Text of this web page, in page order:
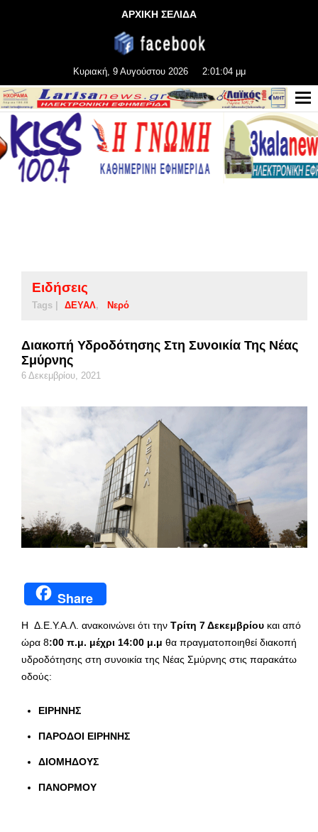
ΑΡΧΙΚΗ ΣΕΛΙΔΑ
Κυριακή, 9 Αυγούστου 2026 2:01:04 μμ
Ειδήσεις
Tags | ΔΕΥΑΛ Νερό
Διακοπή Υδροδότησης Στη Συνοικία Της Νέας
Σμύρνης
6 Δεκεμβρίου, 2021
Share
Η Δ.Ε.Υ.Α.Λ. ανακοινώνει ότι την Τρίτη 7 Δεκεμβρίου και από
ώρα 8:00 π.μ. μέχρι 14:00 μ.μ θα πραγματοποιηθεί διακοπή
υδροδότησης στη συνοικία της Νέας Σμύρνης στις παρακάτω
οδούς:
ΕΙΡΗΝΗΣ
ΠΑΡΟΔΟΙ ΕΙΡΗΝΗΣ
ΔΙΟΜΗΔΟΥΣ
ΠΑΝΟΡΜΟΥ